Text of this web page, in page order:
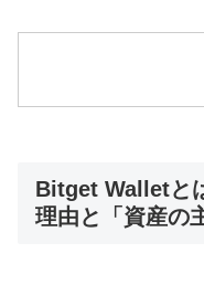
Bitget Walletと
理由と「資産の